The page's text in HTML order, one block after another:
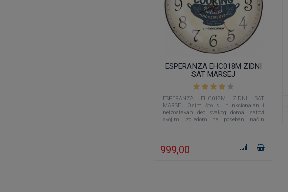
ESPERANZA EHC018M ZIDNI
SAT MARSEJ
ESPERANZA EHC018M ZIDNI SAT
MARSEJ Osim što su funkcionalan i
neizostavan deo svakog doma, satovi
svojim izgledom na poseban način
999,00